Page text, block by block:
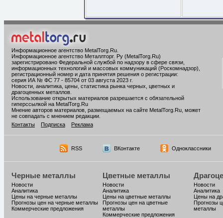
Информационное агентство MetalTorg.Ru
Информационное агентство Металлторг. Ру (MetalTorg.Ru)
зарегистрировано Федеральной службой по надзору в сфере связи,
информационных технологий и массовых коммуникаций (Роскомнадзор),
регистрационный номер и дата принятия решения о регистрации:
серия ИА № ФС 77 - 85704 от 03 августа 2023 г.
Новости, аналитика, цены, статистика рынка черных, цветных и
драгоценных металлов.
Использование открытых материалов разрешается с обязательной
гиперссылкой на MetalTorg.Ru
Мнение авторов материалов, размещаемых на сайте MetalTorg.Ru, может
не совпадать с мнением редакции.
Контакты
Подписка Реклама
RSS ВКонтакте Одноклассники
Черные металлы
Новости
Аналитика
Цены на черные металлы
Прогнозы цен на черные металлы
Коммерческие предложения
Цветные металлы
Новости
Аналитика
Цены на цветные металлы
Прогнозы цен на цветные
металлы
Коммерческие предложения
Новости
Аналитика
Цены на
Прогнозы
металлы